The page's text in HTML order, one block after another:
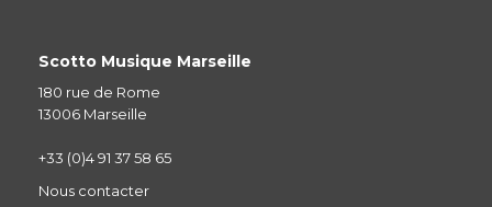
Scotto Musique Marseille
180 rue de Rome
13006 Marseille
+33 (0)4 91 37 58 65
Nous contacter